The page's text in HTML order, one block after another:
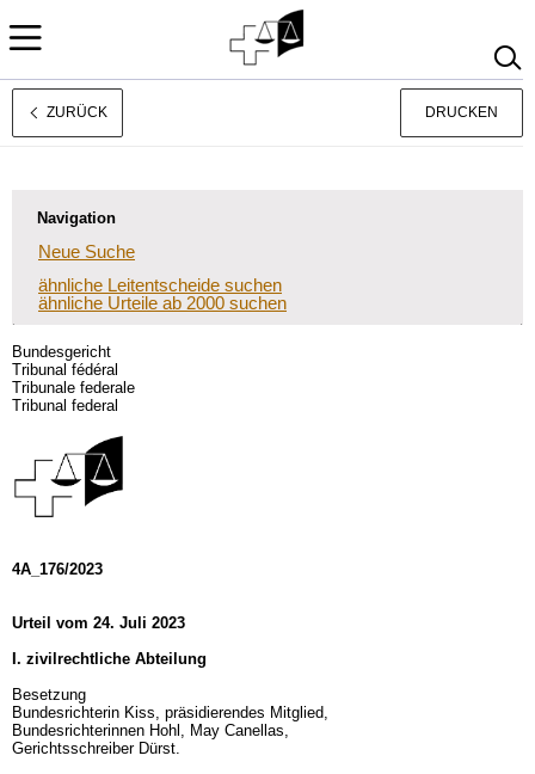
Français
ZURÜCK DRUCKEN
Navigation
Neue Suche
ähnliche Leitentscheide suchen
ähnliche Urteile ab 2000 suchen
Bundesgericht
Tribunal fédéral
Tribunale federale
Tribunal federal
4A_176/2023
Urteil vom 24. Juli 2023
I. zivilrechtliche Abteilung
Besetzung
Bundesrichterin Kiss, präsidierendes Mitglied,
Bundesrichterinnen Hohl, May Canellas,
Gerichtsschreiber Dürst.